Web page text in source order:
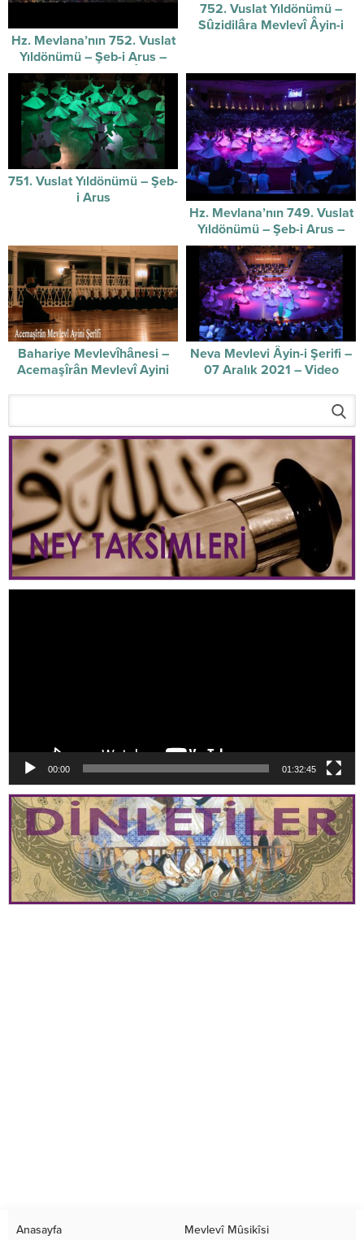
Hz. Mevlana’nın 752. Vuslat
Yıldönümü – Şeb-i Arus –
Sûzidilârâ Mevlevî Âyin-i
Şerif’i
752. Vuslat Yıldönümü –
Sûzidilâra Mevlevî Âyin-i
751. Vuslat Yıldönümü – Şeb-
i Arus
Hz. Mevlana’nın 749. Vuslat
Yıldönümü – Şeb-i Arus –
video
Bahariye Mevlevîhânesi –
Acemaşîrân Mevlevî Ayini
Neva Mevlevi Âyin-i Şerifi –
07 Aralık 2021 – Video
00:00 01:32:45
Anasayfa Mevlevî Mûsikîsi